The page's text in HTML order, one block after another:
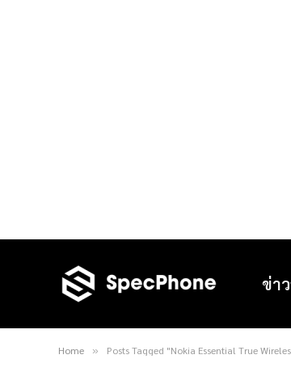
ข่า
Home » Posts Tagged "Nokia Essential True